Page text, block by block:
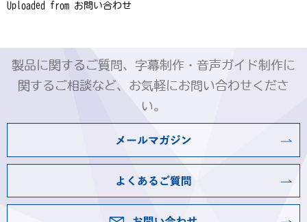
Uploaded from お問い合わせ
製品に関するご質問、字幕制作・音声ガイド制作に
関するご相談など、お気軽にお問い合わせくださ
い。